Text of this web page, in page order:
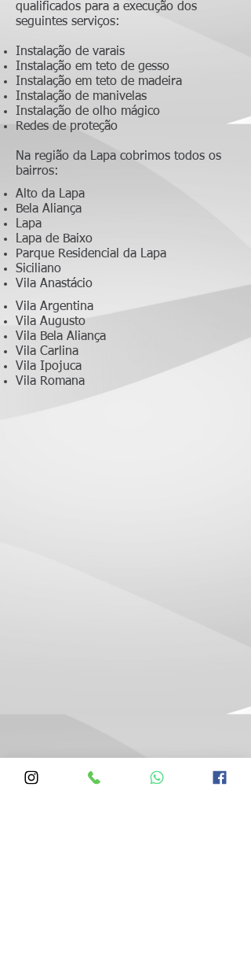
qualificados para a execução dos
seguintes serviços:
Instalação de varais
Instalação em teto de gesso
Instalação em teto de madeira
Instalação de manivelas
Instalação de olho mágico
Redes de proteção
Na região da Lapa cobrimos todos os
bairros:
Alto da Lapa
Bela Aliança
Lapa
Lapa de Baixo
Parque Residencial da Lapa
Siciliano
Vila Anastácio
Vila Argentina
Vila Augusto
Vila Bela Aliança
Vila Carlina
Vila Ipojuca
Vila Romana